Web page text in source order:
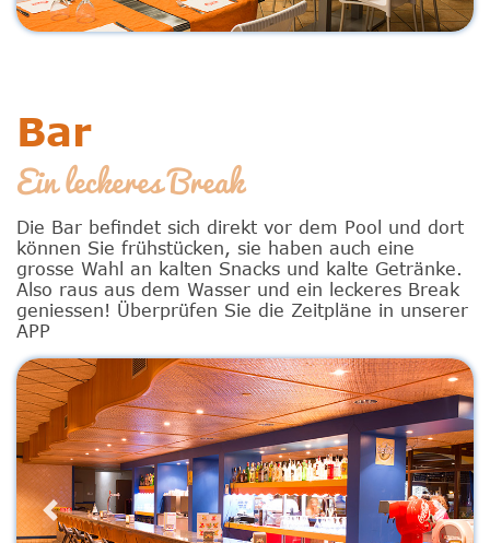
Bar
Ein leckeres Break
Die Bar befindet sich direkt vor dem Pool und dort
können Sie frühstücken, sie haben auch eine
grosse Wahl an kalten Snacks und kalte Getränke.
Also raus aus dem Wasser und ein leckeres Break
geniessen! Überprüfen Sie die Zeitpläne in unserer
APP
Previous Next